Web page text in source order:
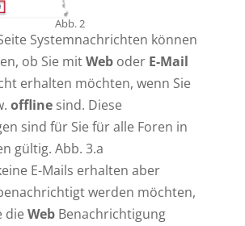
Abb. 2
Systemnachrichten können
ob Sie mitWeboder E-Mail
erhalten möchten, wenn Sie
offlinesind. Diese
sind für Sie für alle Foren in
gültig. Abb. 3.a
E-Mails erhalten aber
werden möchten,
dieWebBenachrichtigung